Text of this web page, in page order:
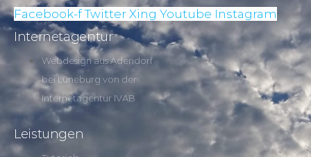
Facebook-f Twitter Xing Youtube Instagram
Internetagentur
Webdesign aus Adendorf
bei Lüneburg von der
Internetagentur IVAB
Leistungen